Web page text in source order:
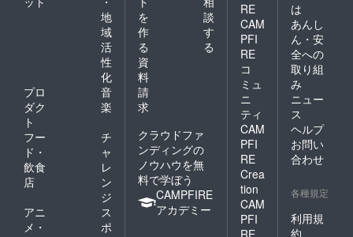
地
域
活
性
化
プロ
ダク
ト
音
楽
フー
ド・
飲食
店
チ
ャ
レ
ン
ジ
アニ
メ・
ス
ポ
を
作
る
談
す
る
資
料
請
求
クラウドファ
ンディングの
ノウハウを無
料で学ぼう
CAMPFIRE
アカデミー
RE
CAM
PFI
RE
コ
ミュ
ニ
ティ
CAM
PFI
RE
Crea
tion
CAM
PFI
は
あんし
ん・安
全への
取り組
み
ニュー
ス
ヘルプ
お問い
合わせ
各種規定
利用規
約